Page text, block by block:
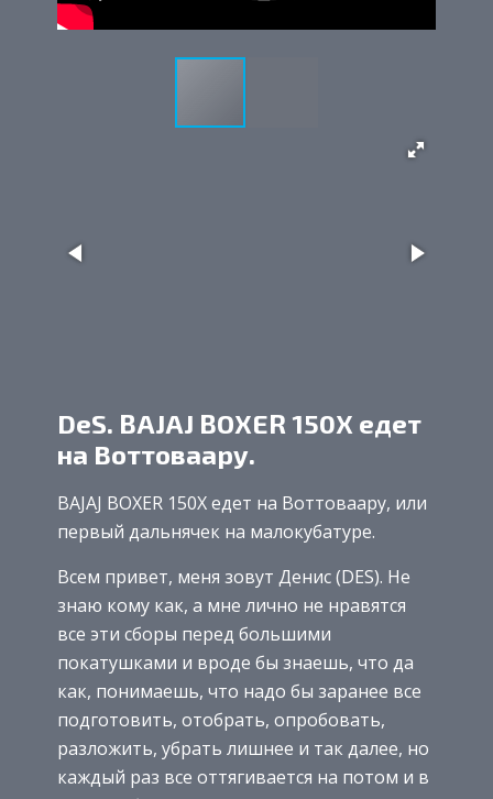
DeS. BAJAJ BOXER 150X едет
на Воттоваару.
BAJAJ BOXER 150X едет на Воттоваару, или
первый дальнячек на малокубатуре.
Всем привет, меня зовут Денис (DES). Не
знаю кому как, а мне лично не нравятся
все эти сборы перед большими
покатушками и вроде бы знаешь, что да
как, понимаешь, что надо бы заранее все
подготовить, отобрать, опробовать,
разложить, убрать лишнее и так далее, но
каждый раз все оттягивается на потом и в